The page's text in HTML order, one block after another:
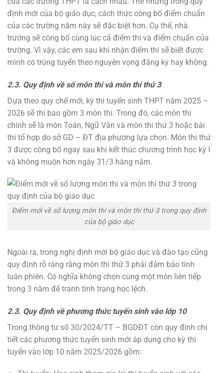
định mới của bộ giáo dục, cách thức công bố điểm chuẩn
của các trường năm này sẽ đặc biệt hơn. Cụ thể, nhà
trường sẽ công bố cùng lúc cả điểm thi và điểm chuẩn của
trường. Vì vậy, các em sau khi nhận điểm thi sẽ biết được
mình có trúng tuyển theo nguyện vọng đăng ký hay không.
2.3. Quy định về số môn thi và môn thi thứ 3
Dựa theo quy chế mới, kỳ thi tuyển sinh THPT năm 2025 –
2026 sẽ thi bao gồm 3 môn thi. Trong đó, các môn thi
chính sẽ là môn Toán, Ngữ Văn và môn thi thứ 3 hoặc bài
thi tổ hợp do sở GD – ĐT địa phương lựa chọn. Môn thi thứ
3 được công bố ngay sau khi kết thúc chương trình học kỳ I
và không muộn hơn ngày 31/3 hàng năm.
Điểm mới về số lượng môn thi và môn thi thứ 3 trong quy định
của bộ giáo dục
Ngoài ra, trong nghị định mới bộ giáo dục và đào tạo cũng
quy định rõ ràng rằng môn thi thứ 3 phải đảm bảo tính
luân phiên. Có nghĩa không chọn cùng một môn liên tiếp
trong 3 năm để tránh tình trạng học lệch.
2.3. Quy định về phương thức tuyển sinh vào lớp 10
Trong thông tư số 30/2024/TT – BGDĐT còn quy định chi
tiết các phương thức tuyển sinh mới áp dụng cho kỳ thi
tuyển vào lớp 10 năm 2025/2026 gồm: